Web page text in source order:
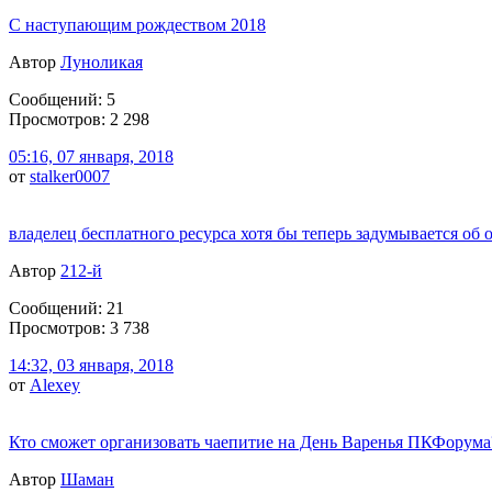
С наступающим рождеством 2018
Автор Луноликая
Сообщений: 5
Просмотров: 2 298
05:16, 07 января, 2018
от stalker0007
владелец бесплатного ресурса хотя бы теперь задумывается об
Автор 212-й
Сообщений: 21
Просмотров: 3 738
14:32, 03 января, 2018
от Alexey
Кто сможет организовать чаепитие на День Варенья
Автор Шаман